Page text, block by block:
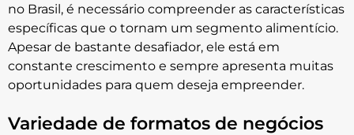
no Brasil, é necessário compreender as características
específicas que o tornam um segmento alimentício.
Apesar de bastante desafiador, ele está em
constante crescimento e sempre apresenta muitas
oportunidades para quem deseja empreender.
Variedade de formatos de negócios